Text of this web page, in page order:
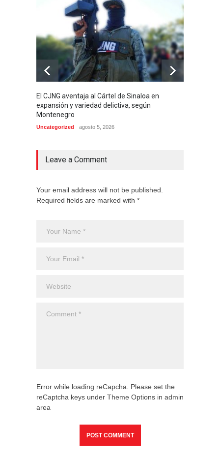
El CJNG aventaja al Cártel de Sinaloa en
expansión y variedad delictiva, según
Montenegro
Uncategorized agosto 5, 2026
Leave a Comment
Your email address will not be published.
Required fields are marked with *
Error while loading reCapcha. Please set the
reCaptcha keys under Theme Options in admin
area